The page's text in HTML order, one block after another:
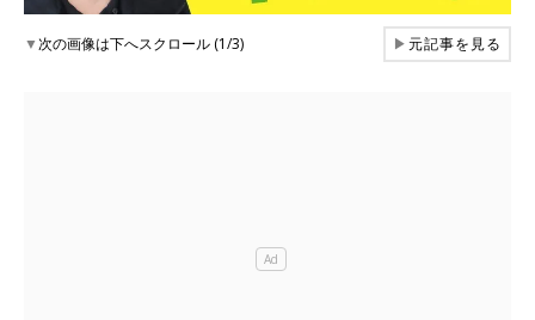
▼次の画像は下へスクロール (1/3) ▶元記事を見る